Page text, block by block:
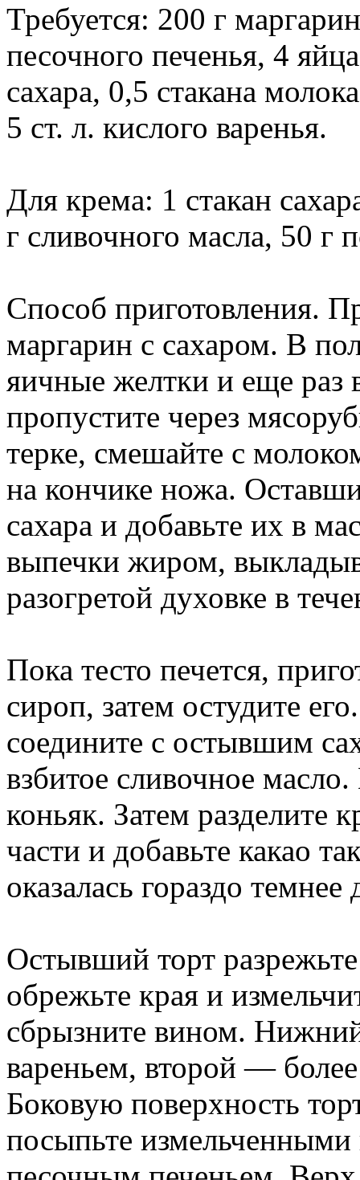
Требуется: 200 г
песочного печенья, 4
сахара, 0,5 стакана
5 ст. л. кислого варенья.
Для крема: 1 стакан
г сливочного масла, 50 г
Способ приготовления.
маргарин с сахаром. В
яичные желтки и еще раз
пропустите через
терке, смешайте с
на кончике ножа.
сахара и добавьте их в
выпечки жиром,
разогретой духовке в
Пока тесто печется,
сироп, затем остудите
соедините с остывшим
взбитое сливочное
коньяк. Затем разделите
части и добавьте какао
оказалась гораздо темнее
Остывший торт
обрежьте края и
сбрызните вином.
вареньем, второй —
Боковую поверхность
посыпьте